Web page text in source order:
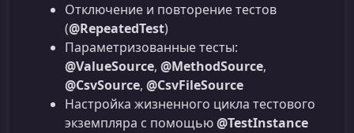
Отключение и повторение тестов
(@RepeatedTest)
Параметризованные тесты:
@ValueSource, @MethodSource,
@CsvSource, @CsvFileSource
Настройка жизненного цикла тестового
экземпляра с помощью@TestInstance